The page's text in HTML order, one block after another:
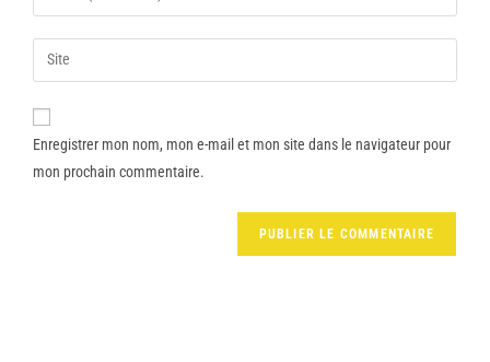
Enregistrer mon nom, mon e-mail et mon site dans le navigateur pour
mon prochain commentaire.